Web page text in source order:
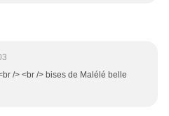
/> <br /> bises de Malélé belle